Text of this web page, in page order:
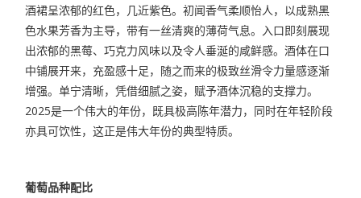
酒裙呈浓郁的红色，几近紫色。初闻香气柔顺怡人，以成熟黑
色水果芳香为主导，带有一丝清爽的薄荷气息。入口即刻展现
出浓郁的黑莓、巧克力风味以及令人垂涎的咸鲜感。酒体在口
中铺展开来，充盈感十足，随之而来的极致丝滑令力量感逐渐
增强。单宁清晰，凭借细腻之姿，赋予酒体沉稳的支撑力。
2025是一个伟大的年份，既具极高陈年潜力，同时在年轻阶段
亦具可饮性，这正是伟大年份的典型特质。
葡萄品种配比